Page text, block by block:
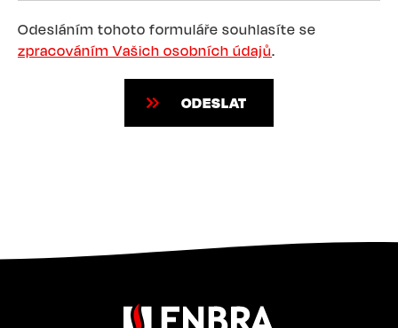
Odesláním tohoto formuláře souhlasíte se
zpracováním Vašich osobních údajů.